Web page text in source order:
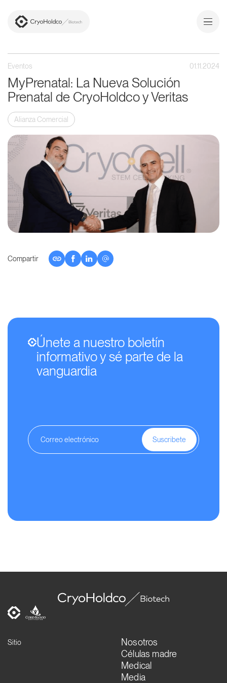
Nosotros
Células madre
Contacto
Sign in
ENG
Eventos 01.11.2024
MyPrenatal: La Nueva Solución
Prenatal de CryoHoldco y Veritas
Alianza Comercial
Compartir
Únete a nuestro boletín
informativo y sé parte de la
vanguardia
Suscribete
Sitio
Nosotros
Células madre
Medical
Media